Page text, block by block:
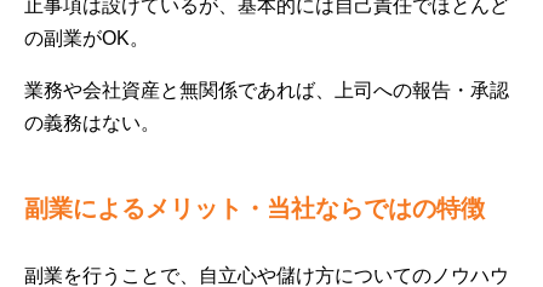
止事項は設けているが、基本的には自己責任でほとんど
の副業がOK。
業務や会社資産と無関係であれば、上司への報告・承認
の義務はない。
副業によるメリット・当社ならではの特徴
副業を行うことで、自立心や儲け方についてのノウハウ